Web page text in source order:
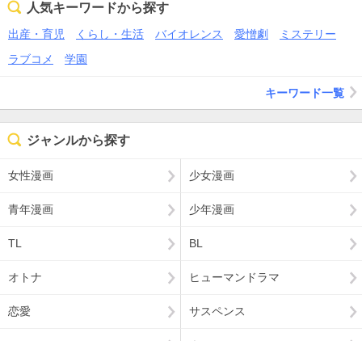
人気キーワードから探す
出産・育児 くらし・生活 バイオレンス 愛憎劇
ミステリー
ラブコメ
学園
キーワード一覧
ジャンルから探す
女性漫画 少女漫画
青年漫画 少年漫画
TL BL
オトナ ヒューマンドラマ
恋愛 サスペンス